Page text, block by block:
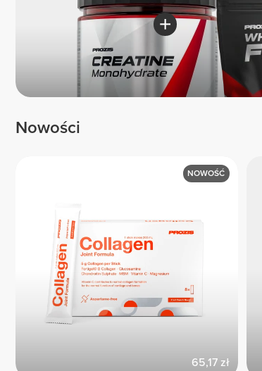
Nowości
65,17 zł
NOWOŚĆ